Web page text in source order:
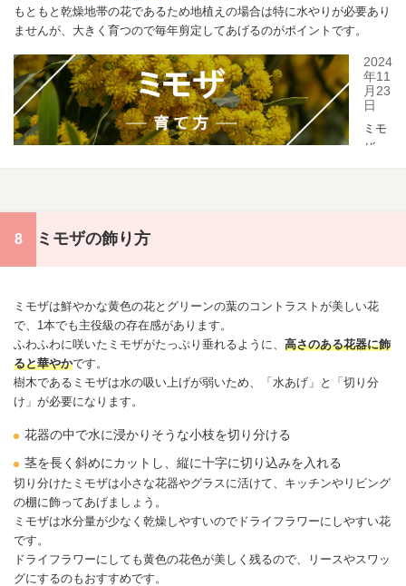
もともと乾燥地帯の花であるため地植えの場合は特に水やりが必要あり
ませんが、大きく育つので毎年剪定してあげるのがポイントです。
ミモザの飾り方
ミモザは鮮やかな黄色の花とグリーンの葉のコントラストが美しい花
で、1本でも主役級の存在感があります。
ふわふわに咲いたミモザがたっぷり垂れるように、 高さのある花器に飾
ると華やかです。
樹木であるミモザは水の吸い上げが弱いため、「水あげ」と「切り分
け」が必要になります。
花器の中で水に浸かりそうな小枝を切り分ける
茎を長く斜めにカットし、縦に十字に切り込みを入れる
切り分けたミモザは小さな花器やグラスに活けて、キッチンやリビング
の棚に飾ってあげましょう。
ミモザは水分量が少なく乾燥しやすいのでドライフラワーにしやすい花
です。
ドライフラワーにしても黄色の花色が美しく残るので、リースやスワッ
グにするのもおすすめです。